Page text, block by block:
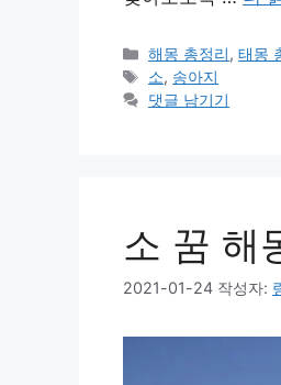
카
테
고
해몽 총정리,태몽
태
그
소, 송아지
댓글 남기기
소 꿈 해
2021-01-24 작성자: